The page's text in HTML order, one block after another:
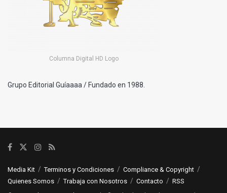
Columna Digital HD Logo
Grupo Editorial Guíaaaa / Fundado en 1988.
Media Kit Terminos y Condiciones
Compliance & Copyright
Quienes Somos
Trabaja con Nosotros Contacto RSS